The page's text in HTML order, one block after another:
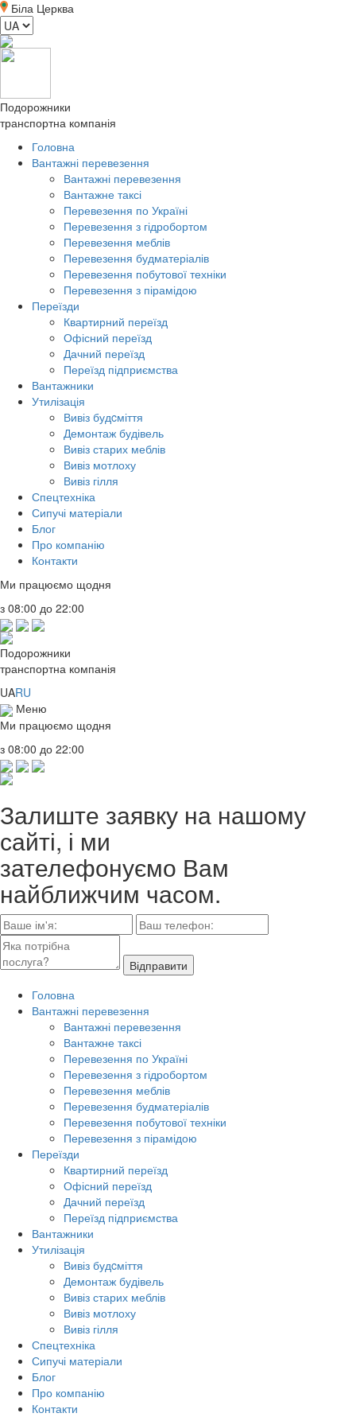
Біла Церква
Подорожники
транспортна компанія
Головна
Вантажні перевезення
Вантажні перевезення
Вантажне таксі
Перевезення по Україні
Перевезення з гідробортом
Перевезення меблів
Перевезення будматеріалів
Перевезення побутової техніки
Перевезення з пірамідою
Переїзди
Квартирний переїзд
Офісний переїзд
Дачний переїзд
Переїзд підприємства
Вантажники
Утилізація
Вивіз будcміття
Демонтаж будівель
Вивіз старих меблів
Вивіз мотлоху
Вивіз гілля
Спецтехніка
Сипучі матеріали
Блог
Про компанію
Контакти
Ми працюємо щодня
з 08:00 до 22:00
Подорожники
транспортна компанія
UARU
Меню
Ми працюємо щодня
з 08:00 до 22:00
Залиште заявку на нашому
сайті, і ми
зателефонуємо Вам
найближчим часом.
Відправити
Головна
Вантажні перевезення
Вантажні перевезення
Вантажне таксі
Перевезення по Україні
Перевезення з гідробортом
Перевезення меблів
Перевезення будматеріалів
Перевезення побутової техніки
Перевезення з пірамідою
Переїзди
Квартирний переїзд
Офісний переїзд
Дачний переїзд
Переїзд підприємства
Вантажники
Утилізація
Вивіз будcміття
Демонтаж будівель
Вивіз старих меблів
Вивіз мотлоху
Вивіз гілля
Спецтехніка
Сипучі матеріали
Блог
Про компанію
Контакти